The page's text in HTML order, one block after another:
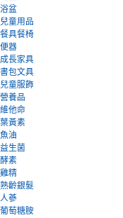
浴盆
兒童用品
餐具餐椅
便器
成長家具
書包文具
兒童服飾
營養品
維他命
葉黃素
魚油
益生菌
酵素
雞精
熟齡銀髮
人蔘
葡萄糖胺